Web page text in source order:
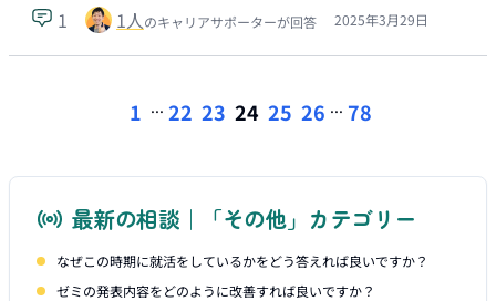
1 1人のキャリアサポーターが回答 2025年3月29日
1 ... 22 23 24 25 26 ... 78
最新の相談｜「その他」カテゴリー
なぜこの時期に就活をしているかをどう答えれば良いですか？
ゼミの発表内容をどのように改善すれば良いですか？